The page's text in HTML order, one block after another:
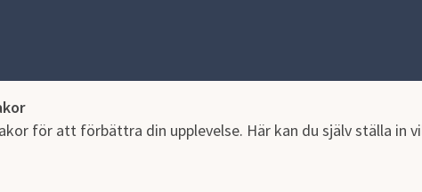
för att förbättra din upplevelse. Här kan du själv ställa in